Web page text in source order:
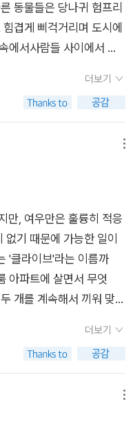
흐의 ‘삼나무가 있는 밀
삽질 서빙을 하는 험프리
삶을 살며 잡동사니 가
명한 시집인것 같아 찾아
맞다. 찾다보니 와닿는
가 위대하다고 우리는 생
는 생각한다,피할 수 없
까..?지난 번 앤서니 브라
치려나. 싶어 지면서과연
얼만한 행복을 느끼며
많아진다. 이렇게 ‘생각
데, 동화책 한 권으로 행
여우 클라이브 쪽일까?
었다. 집으로 돌아가는
의 도시야!”라고... 작가
시는 그들의 것이란다.달
이 흐리지만 않다면 어디
없는 것은 아니다. 달은
같이 길을 걷고 연극을
구가 있다면, 단 한 명이
자의 삶은 평온하다.도
가 앉아 있던 동상에 쓰
고난을 넘어서 별을
험프리의 마음을 대변한
다.그의 꿈은 독자가 생
친구가 한 명 있다.그래
겐 어떤 꿈이 있을까?나
떤 아파트에 살고 있는지
구는 아니어도 된다.달
판사로부터 도서를 제공
동물들은 당나귀 험프리
겹게 삐걱거리며 도시에
에서사람들 사이에서 도
에 오려 붙인 콜라주 기
다. 우연히 당나귀가 주운
로 그들은 화려한 공연도
도시를 다시 바라보게 됩
도시 속에서 우리들도 낯
을까. 마지막 당나귀의 외
성합니다. 감사합니다.
더보기
만, 여우만은 훌륭히 적응
없기 때문에 가능한 일이
'클라이브'라는 이름까
아파트에 살면서 무엇
개를 계속해서 끼워 맞추
적응하지 못한 '험프리'라
어 떠돌고, 아르바이트
못하며 힘들게 살아간다.
프리의 낡은 가방 속에
나를 발견한다. 둘
가 막힌 식전주, 특별석
더보기